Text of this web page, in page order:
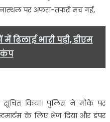
और
मौत….
पर अफरा-तफरी मच गई,
ढिलाई भारी पड़ी, डीएम
किया। पुलिस ने मौके पर
के लिए भेज दिया और डंपर